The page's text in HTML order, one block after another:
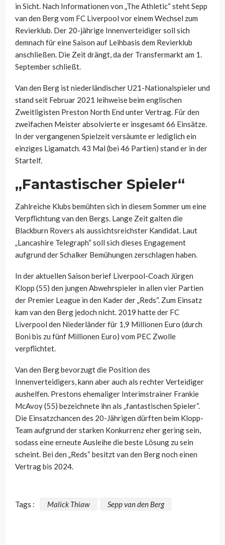
in Sicht. Nach Informationen von „The Athletic“ steht Sepp
van den Berg vom FC Liverpool vor einem Wechsel zum
Revierklub. Der 20-jährige Innenverteidiger soll sich
demnach für eine Saison auf Leihbasis dem Revierklub
anschließen. Die Zeit drängt, da der Transfermarkt am 1.
September schließt.
Van den Berg ist niederländischer U21-Nationalspieler und
stand seit Februar 2021 leihweise beim englischen
Zweitligisten Preston North End unter Vertrag. Für den
zweifachen Meister absolvierte er insgesamt 66 Einsätze.
In der vergangenen Spielzeit versäumte er lediglich ein
einziges Ligamatch. 43 Mal (bei 46 Partien) stand er in der
Startelf.
„Fantastischer Spieler“
Zahlreiche Klubs bemühten sich in diesem Sommer um eine
Verpflichtung van den Bergs. Lange Zeit galten die
Blackburn Rovers als aussichtsreichster Kandidat. Laut
„Lancashire Telegraph“ soll sich dieses Engagement
aufgrund der Schalker Bemühungen zerschlagen haben.
In der aktuellen Saison berief Liverpool-Coach Jürgen
Klopp (55) den jungen Abwehrspieler in allen vier Partien
der Premier League in den Kader der „Reds“. Zum Einsatz
kam van den Berg jedoch nicht. 2019 hatte der FC
Liverpool den Niederländer für 1,9 Millionen Euro (durch
Boni bis zu fünf Millionen Euro) vom PEC Zwolle
verpflichtet.
Van den Berg bevorzugt die Position des
Innenverteidigers, kann aber auch als rechter Verteidiger
aushelfen. Prestons ehemaliger Interimstrainer Frankie
McAvoy (55) bezeichnete ihn als „fantastischen Spieler“.
Die Einsatzchancen des 20-Jährigen dürften beim Klopp-
Team aufgrund der starken Konkurrenz eher gering sein,
sodass eine erneute Ausleihe die beste Lösung zu sein
scheint. Bei den „Reds“ besitzt van den Berg noch einen
Vertrag bis 2024.
Tags : Malick Thiaw Sepp van den Berg